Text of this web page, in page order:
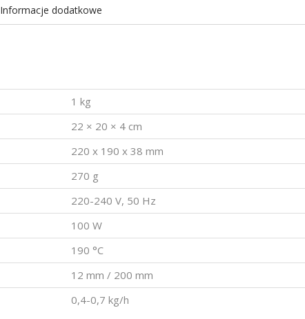
Informacje dodatkowe
1 kg
22 × 20 × 4 cm
220 x 190 x 38 mm
270 g
220-240 V, 50 Hz
100 W
190 °C
12 mm / 200 mm
0,4-0,7 kg/h